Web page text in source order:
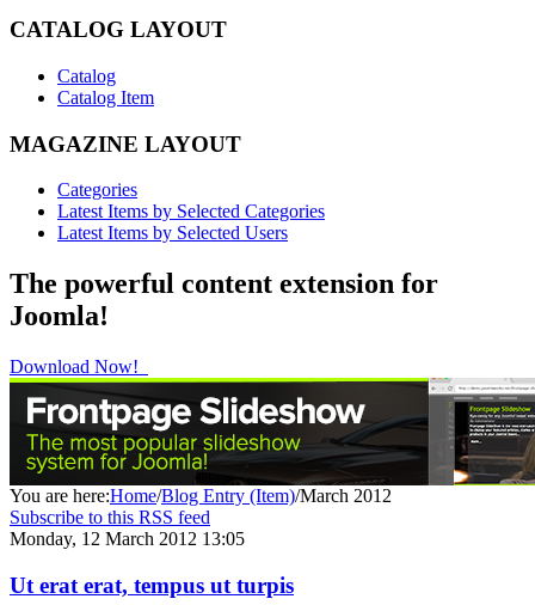
CATALOG LAYOUT
Catalog
Catalog Item
MAGAZINE LAYOUT
Categories
Latest Items by Selected Categories
Latest Items by Selected Users
The powerful content extension for
Joomla!
Download Now!
You are here:Home/Blog Entry (Item)/March 2012
Subscribe to this RSS feed
Monday, 12 March 2012 13:05
Ut erat erat, tempus ut turpis